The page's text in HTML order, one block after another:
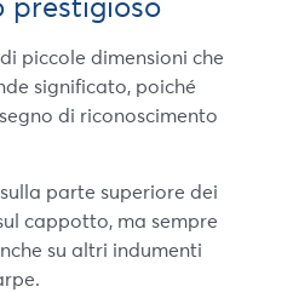
piccole dimensioni che
significato, poiché
di riconoscimento
parte superiore dei
cappotto, ma sempre
su altri indumenti